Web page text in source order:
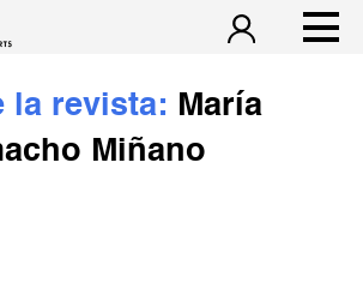
la revista: María
Miñano